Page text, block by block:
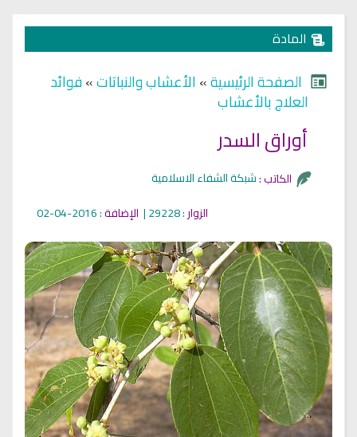
المادة
الصفحة الرئيسية»الأعشاب والنباتات»فوائد
العلاج بالأعشاب
الكاتب :
الزوار: 29228 | الإضافة: 2016-04-02